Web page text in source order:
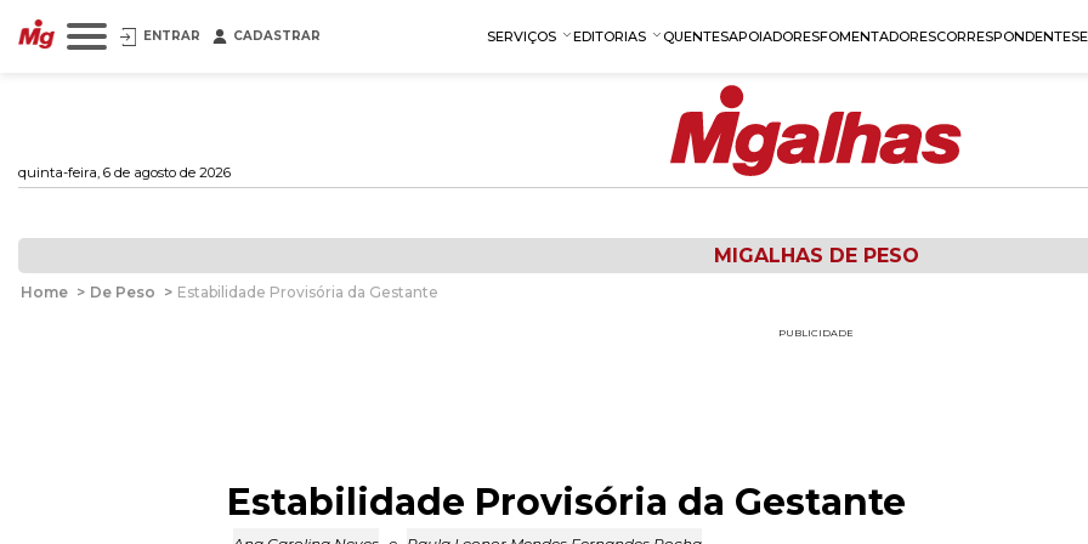
ENTRAR CADASTRAR SERVIÇOS EDITORIAS QUENTESAPOIADORESFOMENTADORESCORRESPONDENTES
quinta-feira, 6 de agosto de 2026
MIGALHAS DE PESO
Home > De Peso > Estabilidade Provisória da Gestante
PUBLICIDADE
Estabilidade Provisória da Gestante